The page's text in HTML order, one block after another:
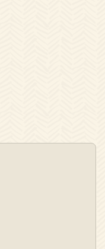
OP YOUTUBE
OP TIKTOK